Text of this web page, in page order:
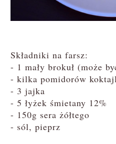
Składniki na farsz:
- 1 mały brokuł (może
- kilka pomidorów
- 3 jajka
- 5 łyżek śmietany 12%
- 150g sera żółtego
- sól, pieprz